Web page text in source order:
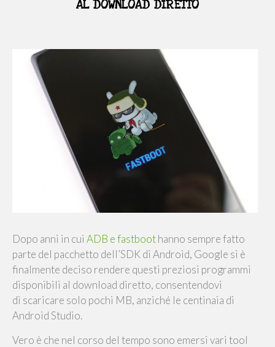
AL DOWNLOAD DIRETTO
Dopo anni in cui ADB e fastboothanno sempre fatto
parte del pacchetto dell’SDK di Android, Google si è
finalmente deciso rendere questi preziosi programmi
disponibili al download diretto, consentendovi
di scaricare solo pochi MB, anziché le centinaia di
Android Studio.
Vero è che nel corso del tempo sono emersi vari tool